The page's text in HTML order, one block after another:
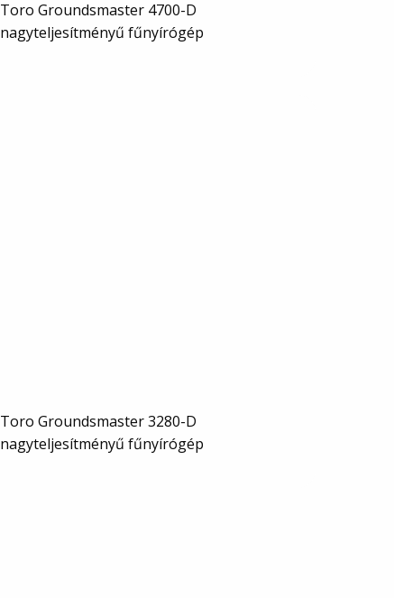
Toro Groundsmaster 4700-D
nagyteljesítményű fűnyírógép
Toro Groundsmaster 3280-D
nagyteljesítményű fűnyírógép